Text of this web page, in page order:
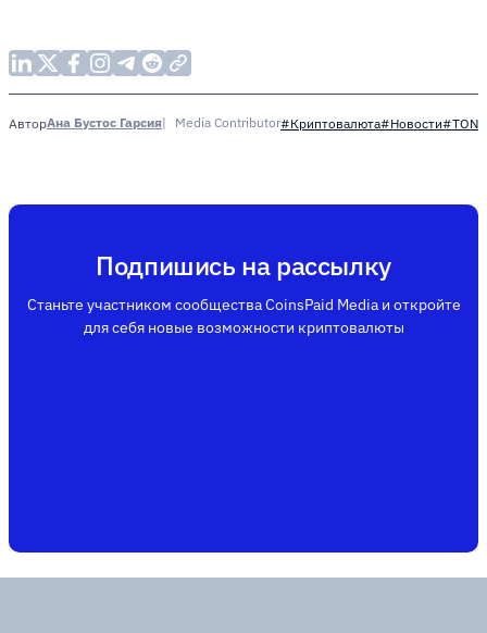
АвторАна Бустос Гарсия Media Contributor#Криптовалюта#Новости#TON
Подпишись на рассылку
Станьте участником сообщества CoinsPaid Media и откройте
для себя новые возможности криптовалюты